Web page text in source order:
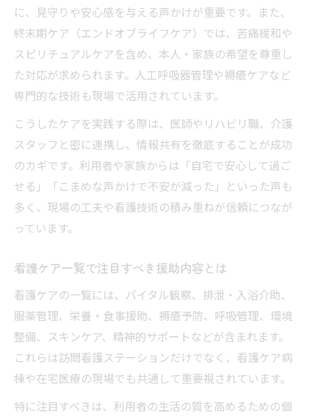
に、見守りや安心感を与える声かけが重要です。また、
終末期ケア（エンドオブライフケア）では、苦痛緩和や
スピリチュアルケアを含め、本人・家族の希望を尊重し
た対応が求められます。人工呼吸器管理や褥瘡ケアなど
専門的な技術も現場で活用されています。
こうしたケアを実践する際は、医師やリハビリ職、介護
スタッフと密に連携し、情報共有を徹底することが成功
のカギです。利用者や家族からは「自宅で安心して過ご
せる」「こまめな声かけで不安が減った」といった声も
多く、現場の工夫や看護技術の積み重ねが信頼につなが
っています。
看護ケア一覧で注目すべき援助内容とは
看護ケアの一覧には、バイタル観察、排泄・入浴介助、
服薬管理、栄養・食事援助、褥瘡予防、呼吸管理、環境
整備、スキンケア、精神的サポートなどが含まれます。
これらは訪問看護ステーションだけでなく、看護ケア病
棟や在宅医療の現場でも共通して重要視されています。
特に注目すべきは、利用者の生活の質を高めるための個